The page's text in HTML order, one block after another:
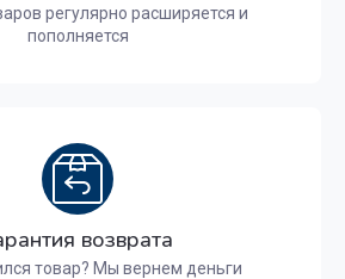
регулярно расширяется и
пополняется
возврата
товар? Мы вернем деньги